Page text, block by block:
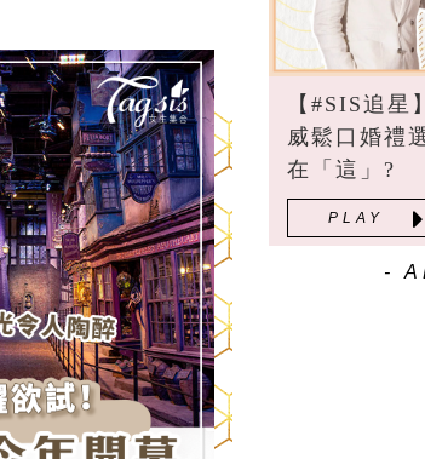
【#SIS追
威鬆口婚禮
在「這」?
PLAY
-